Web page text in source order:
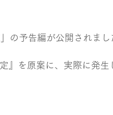
の予告編が公開されまし
』を原案に、実際に発生